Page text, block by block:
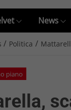
News
/ Politica /
piano